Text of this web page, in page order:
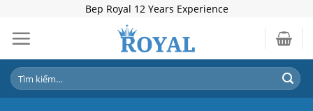
content
Bep Royal 12 Years Experience
Tìm
kiếm: